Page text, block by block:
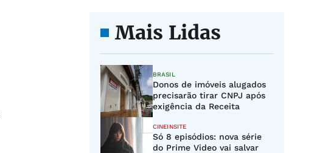
Mais Lidas
BRASIL
Donos de imóveis alugados
precisarão tirar CNPJ após
exigência da Receita
CINEINSITE
Só 8 episódios: nova série
do Prime Video vai salvar